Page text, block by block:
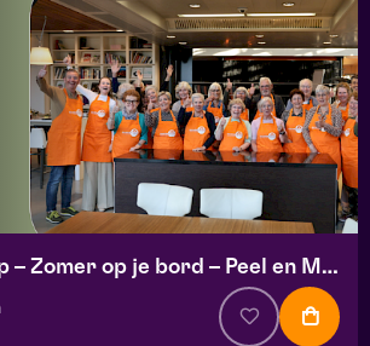
Kookworkshop – Zomer op je bord – Peel en Maas